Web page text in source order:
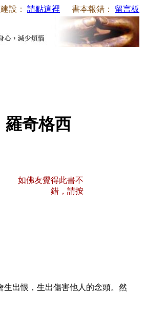
設： 請點這裡 書本報錯： 留言板
奇格西
如佛友覺得此書不
錯，請按
出恨，生出傷害他人的念頭。然